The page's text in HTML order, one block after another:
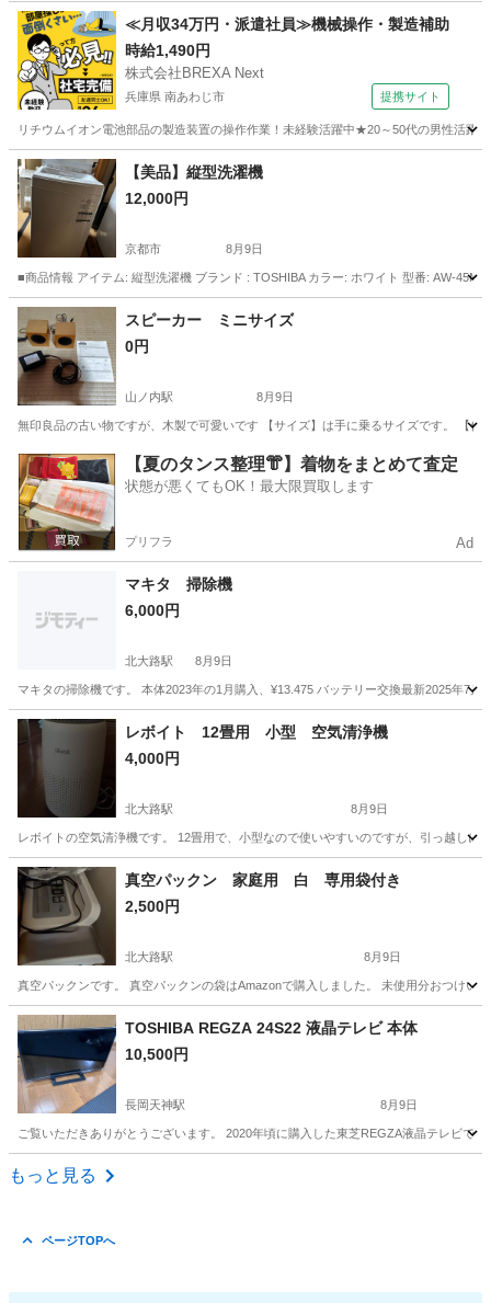
京都 長岡京市 長岡京駅 キッチン家電
≪月収34万円・派遣社員≫機械操作・製造補助
時給1,490円
株式会社BREXA Next
兵庫県 南あわじ市 提携サイト
リチウムイオン電池部品の製造装置の操作作業！未経験活躍中★20～50代の男性活
兵庫 南あわじ市 その他
【美品】縦型洗濯機
12,000円
京都市 8月9日
■商品情報 アイテム: 縦型洗濯機 ブランド : TOSHIBA カラー: ホワイト 型番: AW-
京都 京都市 生活家電
スピーカー ミニサイズ
0円
山ノ内駅 8月9日
無印良品の古い物ですが、木製で可愛いです 【サイズ】は手に乗るサイズです。 【
京都 京都市 山ノ内駅 オーディオ イオン
【夏のタンス整理👘】着物をまとめて査定
状態が悪くてもOK！最大限買取します
プリフラ Ad
マキタ 掃除機
6,000円
北大路駅 8月9日
マキタの掃除機です。 本体2023年の1月購入、¥13.475 バッテリー交換最新2025年7
京都 京都市 北大路駅 生活家電 マキタ
レボイト 12畳用 小型 空気清浄機
4,000円
北大路駅 8月9日
レボイトの空気清浄機です。 12畳用で、小型なので使いやすいのですが、引っ越し
京都 京都市 北大路駅 季節、空調家電 小型
真空パックン 家庭用 白 専用袋付き
2,500円
北大路駅 8月9日
真空パックンです。 真空パックンの袋はAmazonで購入しました。 未使用分おつけい
京都 京都市
TOSHIBA REGZA 24S22 液晶テレビ 本体
10,500円
長岡天神駅 8月9日
ご覧いただきありがとうございます。 2020年頃に購入した東芝REGZA液晶テレビで
京都 長岡京市
もっと見る
ページTOPへ